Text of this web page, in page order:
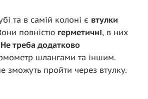
та в самій колоні є втулки
повністю герметичні, в них
Не треба додатково
шлангами та іншим.
зможуть пройти через втулку.